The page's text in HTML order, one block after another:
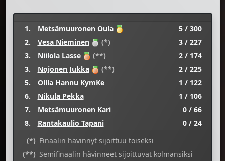
1. Metsämuuronen Oula
5 / 300
2.
Vesa Nieminen (*)
3 / 227
3.
Niilola Lasse (**)
2 / 174
3.
Nojonen Jukka (**)
2 / 225
5.
Ollla Hannu KymKe
1 / 122
6.
Nikula Pekka
1 / 106
7.
Metsämuuronen Kari
0 / 66
8.
Rantakaulio Tapani
0 / 24
(*) Finaalin hävinnyt sijoittuu toiseksi
(**) Semifinaalin hävinneet sijoittuvat kolmansiksi